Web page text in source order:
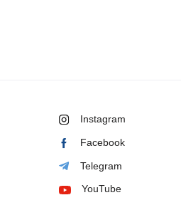
Instagram
Facebook
Telegram
YouTube